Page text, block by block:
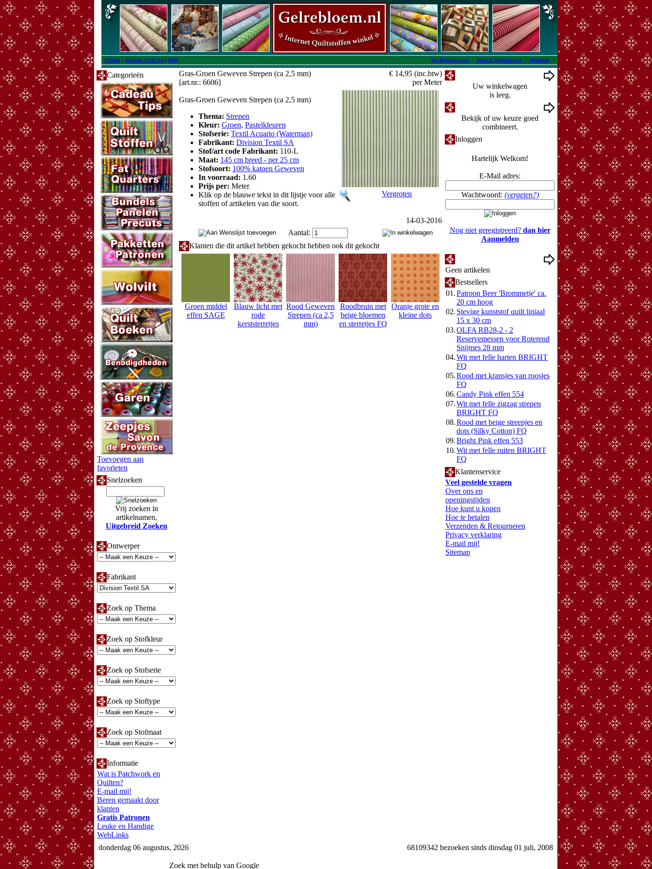
Winkel » Division Textil SA» 6606 Uw Klantgegevens | Inhoud Winkelwagen | Afrekenen ::
Categorieën
Toevoegen aan
favorieten
Snelzoeken
Vrij zoeken in
artikelnamen.
Uitgebreid Zoeken
Ontwerper
Fabrikant
Zoek op Thema
Zoek op Stofkleur
Zoek op Stofserie
Zoek op Stoftype
Zoek op Stofmaat
Informatie
Wat is Patchwork en
Quilten?
E-mail mij!
Beren gemaakt door
klanten
Gratis Patronen
Leuke en Handige
WebLinks
Gras-Groen Geweven Strepen (ca 2,5 mm)
[art.nr.: 6606]
€ 14,95 (inc.btw)
per Meter
Vergroten
Gras-Groen Geweven Strepen (ca 2,5 mm)
Thema: Strepen
Kleur: Groen, Pastelkleuren
Stofserie: Textil Acuario (Waterman)
Fabrikant: Division Textil SA
Stof/art code Fabrikant: 110-L
Maat: 145 cm breed - per 25 cm
Stofsoort: 100% katoen Geweven
In voorraad: 1.60
Prijs per: Meter
Klik op de blauwe tekst in dit lijstje voor alle
stoffen of artikelen van die soort.
14-03-2016
Aantal:
Klanten die dit artikel hebben gekocht hebben ook dit gekocht
Groen middel
effen SAGE
Blauw licht met
rode
kerststerretjes
Rood Geweven
Strepen (ca 2,5
mm)
Roodbruin met
beige bloemen
en sterretjes FQ
Oranje grote en
kleine dots
Uw winkelwagen
is leeg.
Bekijk of uw keuze goed
combineert.
Inloggen
Hartelijk Welkom!
E-Mail adres:
Wachtwoord: (vergeten?)
Nog niet geregistreerd? dan hier
Aanmelden
Geen artikelen
Bestsellers
01.Patroon Beer 'Brommetje' ca.
20 cm hoog
02. Stevige kunststof quilt liniaal
15 x 30 cm
03.OLFA RB28-2 - 2
Reservemessen voor Roterend
Snijmes 28 mm
04.Wit met felle harten BRIGHT
FQ
05.Rood met kransjes van roosjes
FQ
06.Candy Pink effen 554
07.Wit met felle zigzag strepen
BRIGHT FQ
08.Rood met beige streepjes en
dots (Silky Cotton) FQ
09.Bright Pink effen 553
10.Wit met felle ruiten BRIGHT
FQ
Klantenservice
Veel gestelde vragen
Over ons en
openingstijden
Hoe kunt u kopen
Hoe te betalen
Verzenden & Retourneren
Privacy verklaring
E-mail mij!
Sitemap
donderdag 06 augustus, 2026 68109342 bezoeken sinds dinsdag 01 juli, 2008
Zoek met behulp van Google